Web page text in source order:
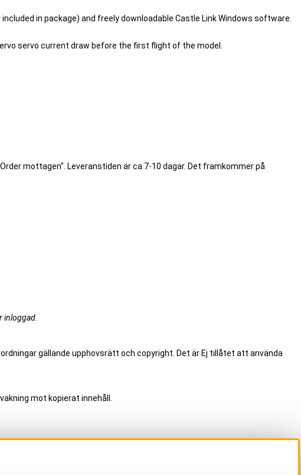
in package) and freely downloadable Castle Link Windows software.
servo current draw before the first flight of the model.
mottagen". Leveranstiden är ca 7-10 dagar. Det framkommer på
inloggad.
gällande upphovsrätt och copyright. Det är Ej tillåtet att använda
mot kopierat innehåll.